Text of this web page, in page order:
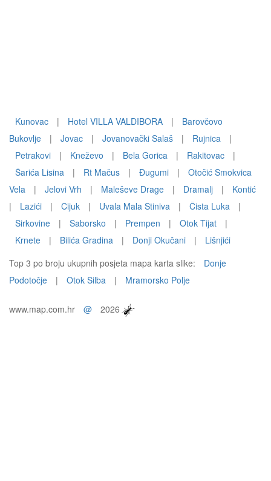
Kunovac | Hotel VILLA VALDIBORA |
Barovčovo
Bukovlje
| Jovac | Jovanovački Salaš | Rujnica
|
Petrakovi
| Kneževo | Bela Gorica | Rakitovac
|
Šarića Lisina
| Rt Mačus | Đugumi |
Otočić Smokvica
Vela
| Jelovi Vrh | Maleševe Drage | Dramalj |
Kontić
|
Lazići | Cijuk | Uvala Mala Stiniva | Čista Luka
|
Sirkovine
| Saborsko | Prempen | Otok Tijat
|
Krnete
| Bilića Gradina | Donji Okučani |
Lišnjići
Top 3 po broju ukupnih posjeta mapa karta slike:
Donje
Podotočje
| Otok Silba | Mramorsko Polje
www.map.com.hr @ 2026